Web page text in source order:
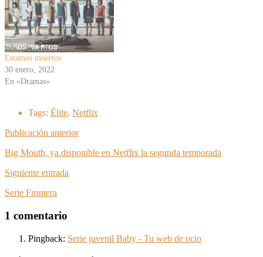
Estamos muertos
30 enero, 2022
En «Dramas»
Tags: Élite, Netflix
Publicación anterior
Big Mouth, ya disponible en Netflix la segunda temporada
Siguiente entrada
Serie Frontera
1 comentario
Pingback: Serie juvenil Baby - Tu web de ocio